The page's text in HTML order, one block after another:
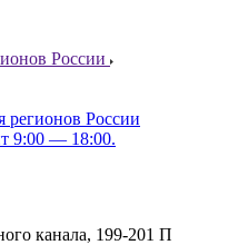
России
регионов России
9:00 — 18:00.
канала, 199-201 П